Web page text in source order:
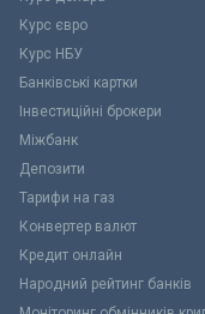
Курс євро
Курс НБУ
Банківські картки
Інвестиційні брокери
Міжбанк
Депозити
Тарифи на газ
Конвертер валют
Кредит онлайн
Народний рейтинг банків